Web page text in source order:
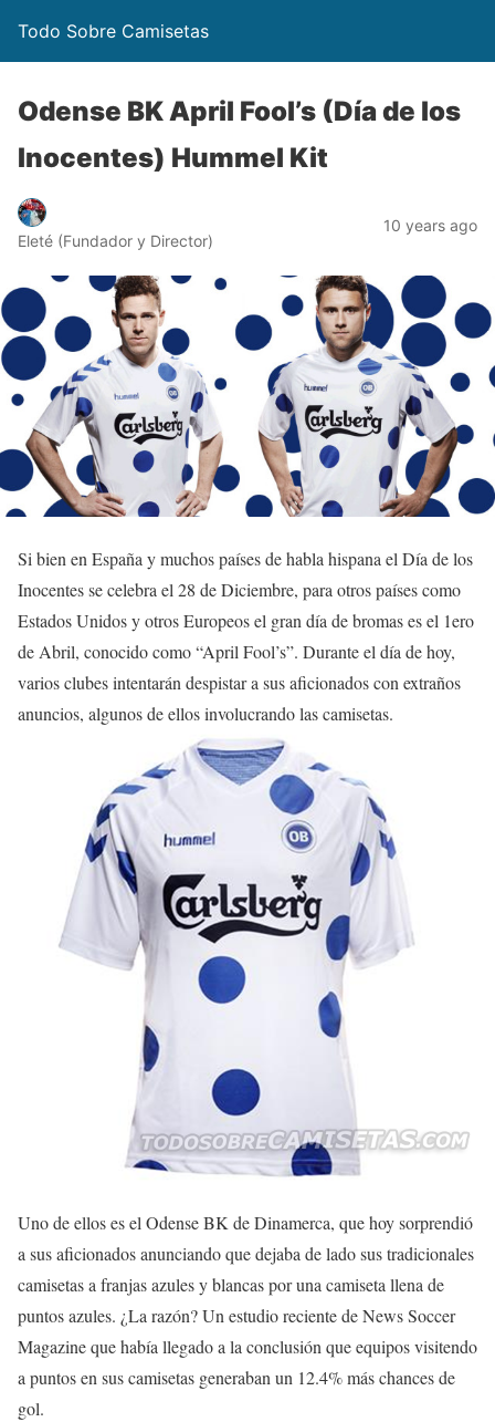
Todo Sobre Camisetas
Odense BK April Fool’s (Día de los
Inocentes) Hummel Kit
Eleté (Fundador y Director)
10 years ago
Si bien en España y muchos países de habla hispana el Día de los
Inocentes se celebra el 28 de Diciembre, para otros países como
Estados Unidos y otros Europeos el gran día de bromas es el 1ero
de Abril, conocido como “April Fool’s”. Durante el día de hoy,
varios clubes intentarán despistar a sus aficionados con extraños
anuncios, algunos de ellos involucrando las camisetas.
Uno de ellos es el Odense BK de Dinamerca, que hoy sorprendió
a sus aficionados anunciando que dejaba de lado sus tradicionales
camisetas a franjas azules y blancas por una camiseta llena de
puntos azules. ¿La razón? Un estudio reciente de News Soccer
Magazine que había llegado a la conclusión que equipos visitendo
a puntos en sus camisetas generaban un 12.4% más chances de
gol.